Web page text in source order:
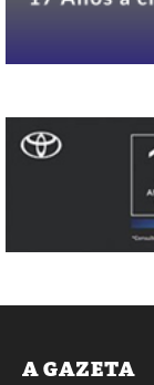
A GAZETA